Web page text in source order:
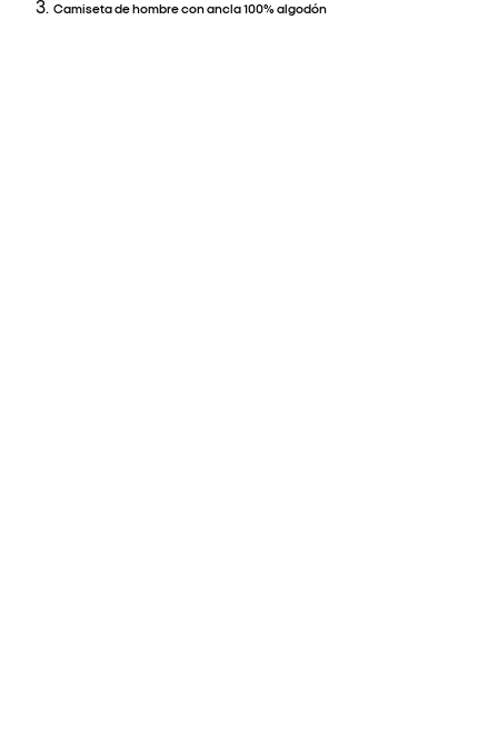
Camiseta de hombre con ancla 100% algodón